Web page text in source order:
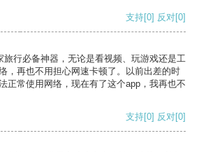
支持[0] 反对[0]
旅行必备神器，无论是看视频、玩游戏还是工
，再也不用担心网速卡顿了。以前出差的时
正常使用网络，现在有了这个app，我再也不
支持[0] 反对[0]